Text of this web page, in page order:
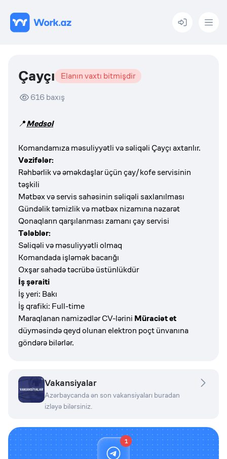
Menu
Çayçı
Elanın vaxtı bitmişdir
616baxış
📍Medsol
Komandamıza məsuliyyətli və səliqəli Çayçı axtarılır.
Vəzifələr:
Rəhbərlik və əməkdaşlar üçün çay/kofe servisinin
təşkili
Mətbəx və servis sahəsinin səliqəli saxlanılması
Gündəlik təmizlik və mətbəx nizamına nəzarət
Qonaqların qarşılanması zamanı çay servisi
Tələblər:
Səliqəli və məsuliyyətli olmaq
Komandada işləmək bacarığı
Oxşar sahədə təcrübə üstünlükdür
İş şəraiti
İş yeri: Bakı
İş qrafiki: Full-time
Maraqlanan namizədlər CV-lərini Müraciət et
düyməsində qeyd olunan elektron poçt ünvanına
göndərə bilərlər.
Vakansiyalar
Azərbaycanda ən son vakansiyaları buradan
izləyə bilərsiniz.
1